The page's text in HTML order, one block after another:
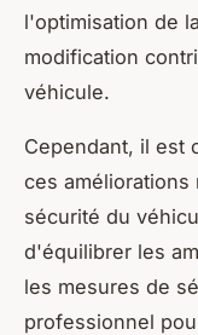
l'optimisation de
modification
véhicule.
Cependant, il est
ces améliorations
sécurité du
d'équilibrer les
les mesures de
professionnel